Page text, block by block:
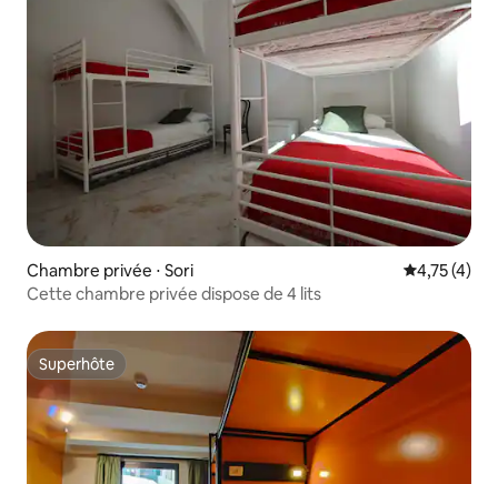
Chambre privée ⋅ Sori Évaluation
4,75 (4)
Cette chambre privée dispose de 4 lits
Superhôte
Superhôte